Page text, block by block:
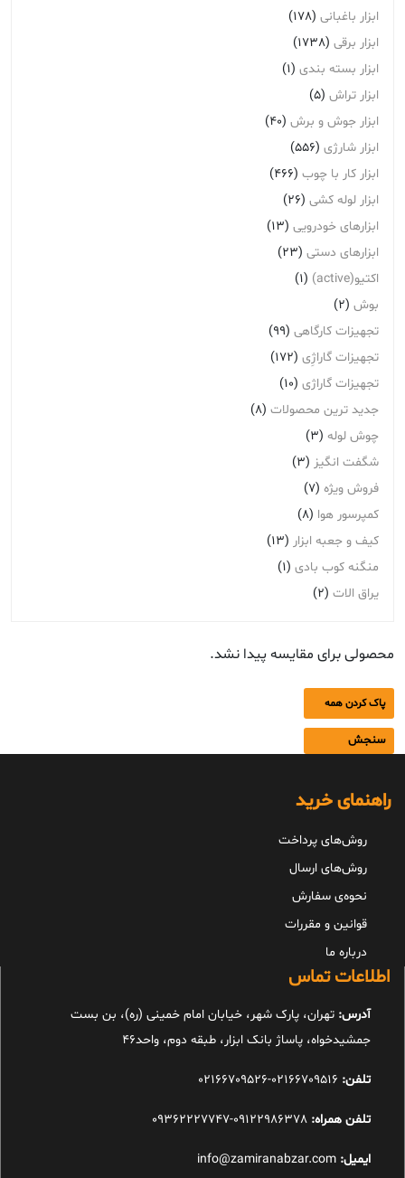
ابزار باغبانی (178)
ابزار برقی (1738)
ابزار بسته بندی (1)
ابزار تراش (5)
ابزار جوش و برش (40)
ابزار شارژی (556)
ابزار کار با چوب (466)
ابزار لوله کشی (26)
ابزارهای خودرویی (13)
ابزارهای دستی (23)
اکتیو(active)
(1)
بوش (2)
تجهیزات کارگاهی (99)
تجهیزات گاراژِی (172)
تجهیزات گاراژی (10)
جدید ترین محصولات (8)
چوش لوله (3)
شگفت انگیز (3)
فروش ویژه (7)
کمپرسور هوا (8)
کیف و جعبه ابزار (13)
منگنه کوب بادی (1)
یراق الات (2)
محصولی برای مقایسه پیدا نشد.
پاک کردن همه
سنجش
راهنمای خرید
روش‌های پرداخت
روش‌های ارسال
نحوه‌ی سفارش
قوانین و مقررات
درباره ما
اطلاعات تماس
آدرس: تهران، پارک شهر، خیابان امام خمینی (ره)، بن بست
جمشیدخواه، پاساژ بانک ابزار، طبقه دوم، واحد46
تلفن:
تلفن همراه: 09122986378-09362227747
ایمیل: